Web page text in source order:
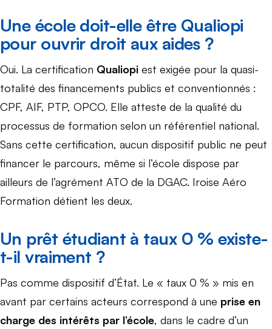
Une école doit-elle être Qualiopi
pour ouvrir droit aux aides ?
Oui. La certification Qualiopi est exigée pour la quasi-
totalité des financements publics et conventionnés :
CPF, AIF, PTP, OPCO. Elle atteste de la qualité du
processus de formation selon un référentiel national.
Sans cette certification, aucun dispositif public ne peut
financer le parcours, même si l’école dispose par
ailleurs de l’agrément ATO de la DGAC. Iroise Aéro
Formation détient les deux.
Un prêt étudiant à taux 0 % existe-
t-il vraiment ?
Pas comme dispositif d’État. Le « taux 0 % » mis en
avant par certains acteurs correspond à une prise en
charge des intérêts par l’école, dans le cadre d’un